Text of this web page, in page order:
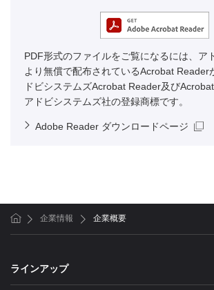
PDF形式のファイルをご覧になるには、ア
より無償で配布されているAcrobat Reader
ドビシステムズAcrobat Reader及び
アドビシステムズ社の登録商標です。
Adobe Reader ダウンロードページ
ホーム企業情報 企業概要
ラインアップ